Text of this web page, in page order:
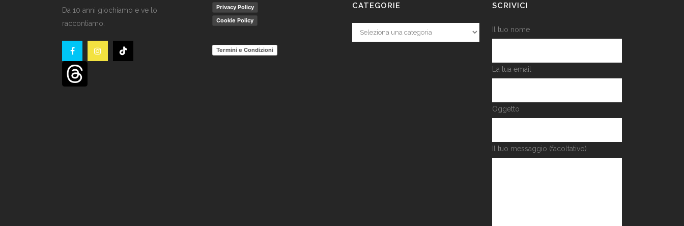
Da 10 anni giochiamo e ve lo
raccontiamo.
Privacy Policy
Cookie Policy
Termini e Condizioni
CATEGORIE
Categorie
SCRIVICI
Il tuo nome
La tua email
Oggetto
Il tuo messaggio (facoltativo)